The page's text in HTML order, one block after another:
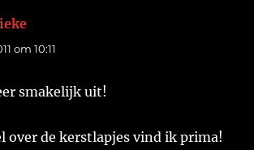
om 10:11
smakelijk uit!
over de kerstlapjes vind ik prima!